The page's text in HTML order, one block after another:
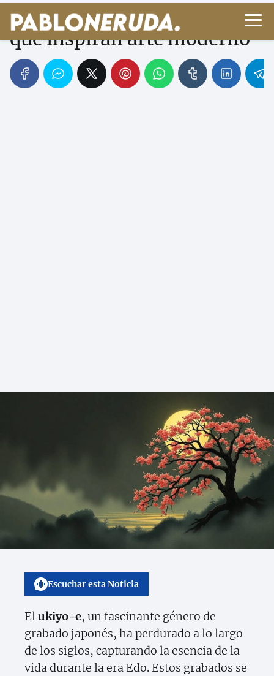
Ukiyo-e japonés: grabados
que inspiran arte moderno
Escuchar esta Noticia
Elukiyo-e, un fascinante género de
grabado japonés, ha perdurado a lo largo
de los siglos, capturando la esencia de la
vida durante la era Edo. Estos grabados se